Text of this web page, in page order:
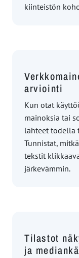
kiinteistön
arviointi
Kun otat
mainoksia tai
lähteet todella
Tunnistat,
tekstit
järkevämmin.
Tilastot
ja